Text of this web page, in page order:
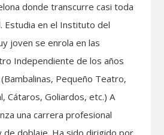
donde transcurre casi toda
Estudia en el Instituto del
joven se enrola en las
Independiente de los años
Pequeño Teatro,
Cátaros, Goliardos, etc.) A
una carrera profesional